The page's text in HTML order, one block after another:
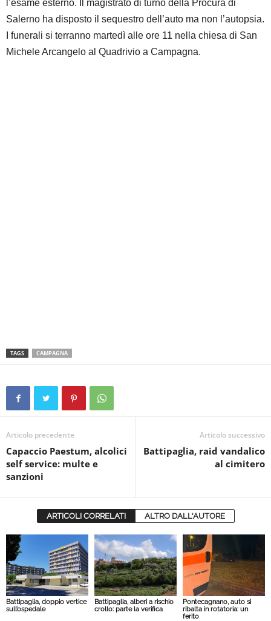
l’esame esterno. Il magistrato di turno della Procura di
Salerno ha disposto il sequestro dell’auto ma non l’autopsia.
I funerali si terranno martedì alle ore 11 nella chiesa di San
Michele Arcangelo al Quadrivio a Campagna.
TAGS CAMPAGNA
Articolo precedente
Capaccio Paestum, alcolici
self service: multe e
sanzioni
Articolo successivo
Battipaglia, raid vandalico
al cimitero
ARTICOLI CORRELATI ALTRO DALL'AUTORE
Battipaglia, doppio vertice
sull’ospedale
Battipaglia, alberi a rischio
crollo: parte la verifica
Pontecagnano, auto si
ribalta in rotatoria: un
ferito